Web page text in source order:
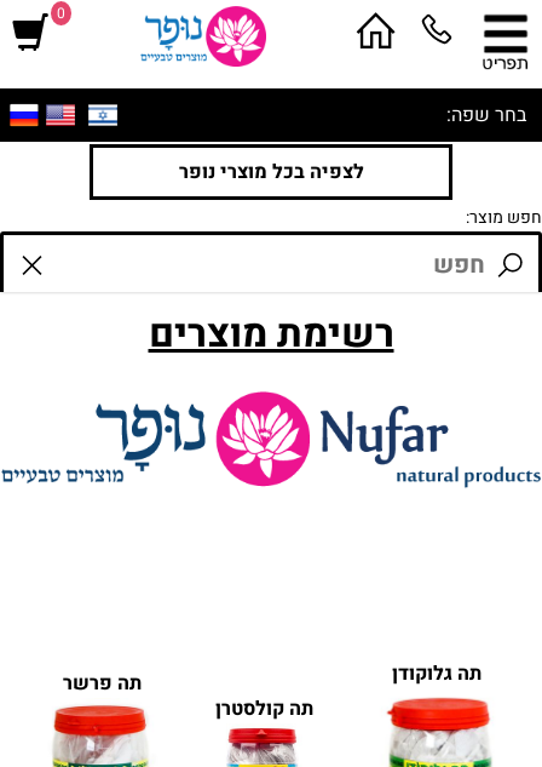
בחר שפה:
לצפיה בכל מוצרי נופר
חפש מוצר:
0
רשימת מוצרים
תה גלוקודן
תה קולסטרן
תה פרשר